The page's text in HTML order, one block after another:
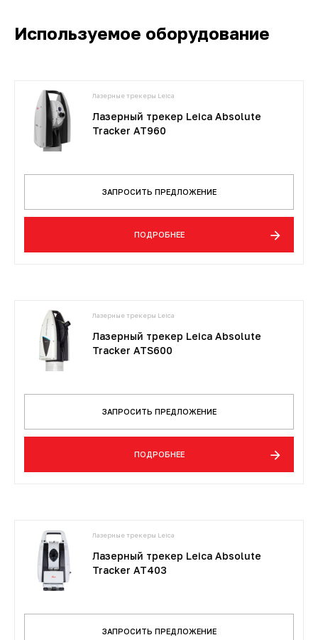
Используемое оборудование
Лазерные трекеры Leica
Лазерный трекер Leica Absolute
Tracker AT960
ЗАПРОСИТЬ ПРЕДЛОЖЕНИЕ
ПОДРОБНЕЕ
Лазерные трекеры Leica
Лазерный трекер Leica Absolute
Tracker ATS600
ЗАПРОСИТЬ ПРЕДЛОЖЕНИЕ
ПОДРОБНЕЕ
Лазерные трекеры Leica
Лазерный трекер Leica Absolute
Tracker AT403
ЗАПРОСИТЬ ПРЕДЛОЖЕНИЕ